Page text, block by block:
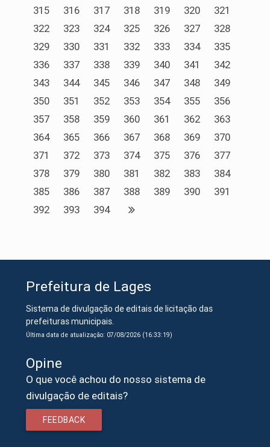
315
316 317 318 319 320
321
322
323 324 325 326 327
328
329
330 331 332 333 334
335
336
337 338 339 340 341
342
343
344 345 346 347 348
349
350
351 352 353 354 355
356
357
358 359 360 361 362
363
364
365 366 367 368 369
370
371
372 373 374 375 376
377
378
379 380 381 382 383
384
385
386 387 388 389 390
391
392
393 394
Prefeitura de Lages
Sistema de divulgação de editais de licitação das
prefeituras municipais.
Última data de atualização: 07/08/2026 (16:33:19)
Opine
O que você achou do nosso sistema de
divulgação de editais?
FEEDBACK